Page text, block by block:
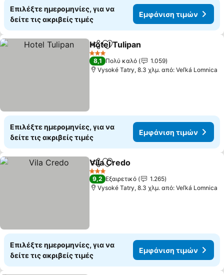
Επιλέξτε ημερομηνίες, για να
δείτε τις ακριβείς τιμές
Εμφάνιση τιμών
Κοινοποίηση
Προσθήκη στα αγαπημένα
Hotel Tulipan
3 Αστέρια
8,1 Πολύ καλό
1.059
Vysoké Tatry, 8.3 χλμ. από: Veľká Lomnica
Επιλέξτε ημερομηνίες, για να
δείτε τις ακριβείς τιμές
Εμφάνιση τιμών
Κοινοποίηση
Προσθήκη στα αγαπημένα
Vila Credo
3 Αστέρια
9,2 Εξαιρετικό
1.265
Vysoké Tatry, 8.3 χλμ. από: Veľká Lomnica
Επιλέξτε ημερομηνίες, για να
δείτε τις ακριβείς τιμές
Εμφάνιση τιμών